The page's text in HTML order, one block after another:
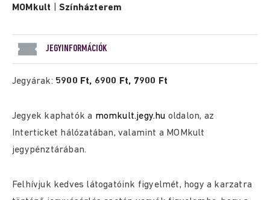
MOMkult |Színházterem
JEGYINFORMÁCIÓK
Jegyárak: 5900 Ft, 6900 Ft, 7900 Ft
Jegyek kaphatók a momkult.jegy.hu oldalon, az
Interticket hálózatában, valamint a MOMkult
jegypénztárában.
Felhívjuk kedves látogatóink figyelmét, hogy a karzatra